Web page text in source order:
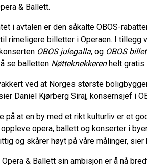
& Ballett.
i avtalen er den såkalte OBOS-
rimeligere billetter i Operaen. I
OBOS julegalla, og OBOS
se balletten Nøtteknekkerenhelt gratis.
ved at Norges største
Daniel Kjørberg Siraj, konsernsjef i
på at en by med et rikt kulturliv er et
opera, ballett og konserter i
og skårer høyt på våre målinger, sier
& Ballett sin ambisjon er å nå